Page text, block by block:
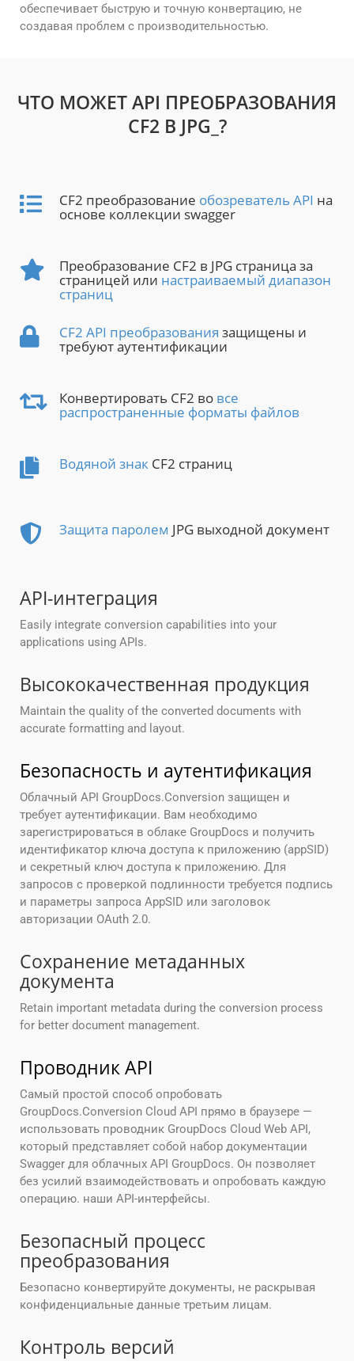
обеспечивает быструю и точную конвертацию, не
создавая проблем с производительностью.
ЧТО МОЖЕТ API ПРЕОБРАЗОВАНИЯ
CF2 В JPG_?
CF2 преобразование обозреватель API на
основе коллекции swagger
Преобразование CF2 в JPG страница за
страницей или настраиваемый диапазон
страниц
CF2 API преобразования защищены и
требуют аутентификации
Конвертировать CF2 во все
распространенные форматы файлов
Водяной знак CF2 страниц
Защита паролем JPG выходной документ
API-интеграция
Easily integrate conversion capabilities into your
applications using APIs.
Высококачественная продукция
Maintain the quality of the converted documents with
accurate formatting and layout.
Безопасность и аутентификация
Облачный API GroupDocs.Conversion защищен и
требует аутентификации. Вам необходимо
зарегистрироваться в облаке GroupDocs и получить
идентификатор ключа доступа к приложению (appSID)
и секретный ключ доступа к приложению. Для
запросов с проверкой подлинности требуется подпись
и параметры запроса AppSID или заголовок
авторизации OAuth 2.0.
Сохранение метаданных
документа
Retain important metadata during the conversion process
for better document management.
Проводник API
Самый простой способ опробовать
GroupDocs.Conversion Cloud API прямо в браузере —
использовать проводник GroupDocs Cloud Web API,
который представляет собой набор документации
Swagger для облачных API GroupDocs. Он позволяет
без усилий взаимодействовать и опробовать каждую
операцию. наши API-интерфейсы.
Безопасный процесс
преобразования
Безопасно конвертируйте документы, не раскрывая
конфиденциальные данные третьим лицам.
Контроль версий